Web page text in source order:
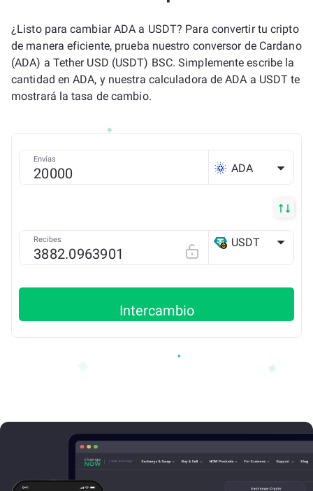
¿Listo para cambiar ADA a USDT? Para convertir tu cripto
de manera eficiente, prueba nuestro conversor de Cardano
(ADA) a Tether USD (USDT) BSC. Simplemente escribe la
cantidad en ADA, y nuestra calculadora de ADA a USDT te
mostrará la tasa de cambio.
Envías
ADA
Recibes USDT
Intercambio